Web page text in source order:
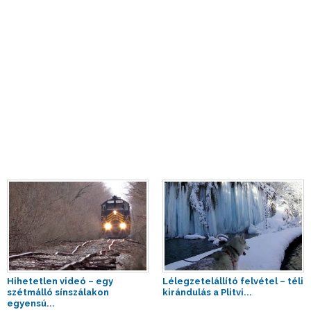
Hihetetlen videó – egy
szétmálló sínszálakon
egyensú...
Lélegzetelállító felvétel – téli
kirándulás a Plitvi...